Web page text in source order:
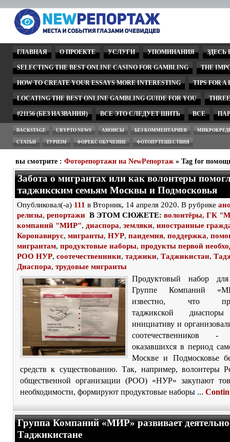
ГЛАВНАЯ О ПРОЕКТЕ УСЛУГИ УПОМИНАНИЯ
SELECTING THE BEST ONLINE CASINO FOR GAMBLING THE
HOW TO CREATE YOUR ESSAYS MORE INTERESTING TIPS FOR A
LOCATING THE BEST ONLINE GAMBLING GUIDE FOR YOU
#21156 (БЕЗ НАЗВАНИЯ) ВСЕ ЭТО СЛЕДУЕТ ШИТЬ ВСЕ
BACKSTAGE CRYPTO NEWS АНОНСЫ БЕЗ КОММЕНТАРИЕВ
СТАТЬИ ТУРИЗМ ФОРЕКС ОБУЧЕНИЕ ФОТОПУТЕШЕСТВИЯ
вы смотрите : Фоторепортажи на NewРепортаж » Tag for
Забота о мигрантах или как волонтеры
таджикским семьям Москвы и Подмосковья
Опубликовал(-а) 111 в Вторник, 14 апреля 2020. В рубрике
релизы, репортажи В ЭТОМ СЮЖЕТЕ: волонтёры, ГК
компаний "МИР", диаспора, земляки, иностранные
Коронавирус, мигранты, НУР, пандемия, поддержка,
мигрантам, продуктовые наборы, продукты первой
РОО НУР, соотечественники, таджики, Таджикистан,
Диаспора, трудовые мигранты
Продуктовый набор
Группе Компаний
известно, что
таджикской
инициативу и
соотечественников -
оказавшихся в период
Москве и Подмосковье
средств к существованию. Так, например, волонтеры
общественной организации (РОО) «НУР» закупают
необходимости, формируют продуктовые наборы ...
Группа Компаний «МИР» развивает
Таджикистане